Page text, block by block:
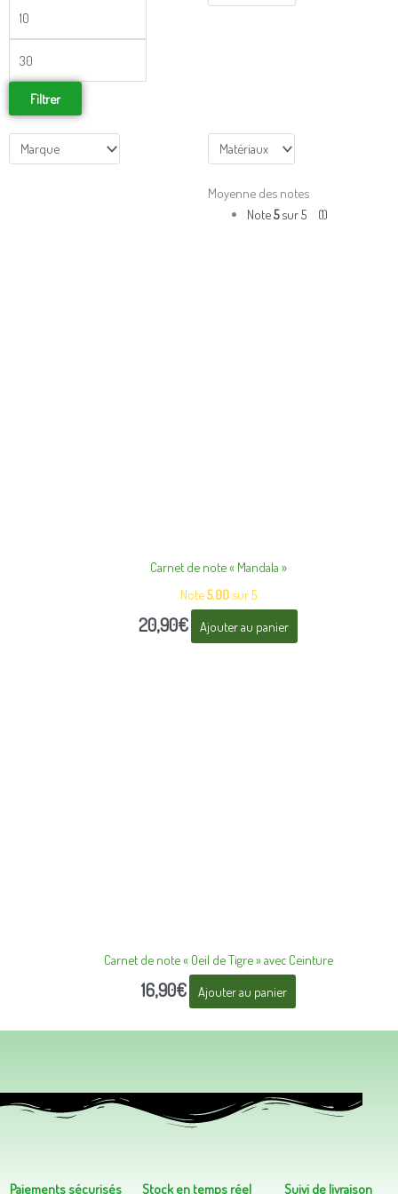
Filtrer
Moyenne des notes
Note5sur 5 (1)
Carnet de note « Mandala »
Note5.00sur 5
20,90€ Ajouter au panier
Carnet de note « Oeil de Tigre » avec Ceinture
16,90€ Ajouter au panier
Paiements sécurisés Stock en temps réel Suivi de livraison